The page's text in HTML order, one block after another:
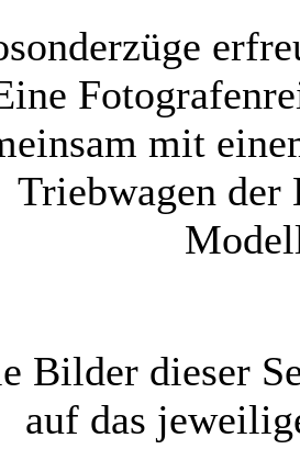
mit
Triebwagen der
Bilder dieser
auf das